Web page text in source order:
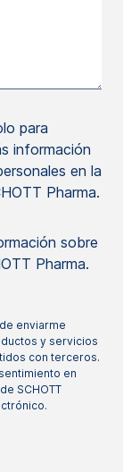
para
información
en la
Pharma.
sobre
Pharma.
enviarme
y servicios
con terceros.
en
SCHOTT